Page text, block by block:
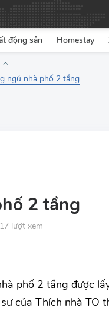
động sản Homestay
ngủ nhà phố 2 tầng
2 tầng
lượt xem
phố 2 tầng được
của Thích nhà TO